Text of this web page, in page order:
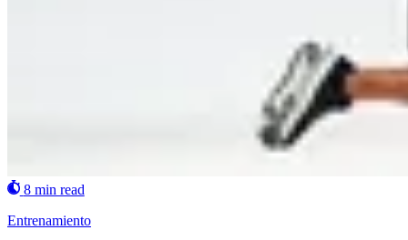
8 min read
Entrenamiento